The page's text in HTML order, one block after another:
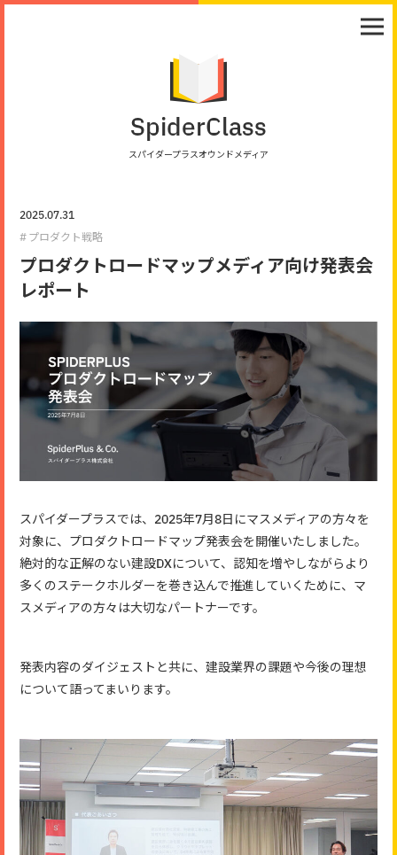
SpiderClass
スパイダープラスオウンドメディア
2025.07.31
プロダクト戦略
プロダクトロードマップメディア向け発表会
レポート
スパイダープラスでは、2025年7月8日にマスメディアの方々を
対象に、プロダクトロードマップ発表会を開催いたしました。
絶対的な正解のない建設DXについて、認知を増やしながらより
多くのステークホルダーを巻き込んで推進していくために、マ
スメディアの方々は大切なパートナーです。
発表内容のダイジェストと共に、建設業界の課題や今後の理想
について語ってまいります。